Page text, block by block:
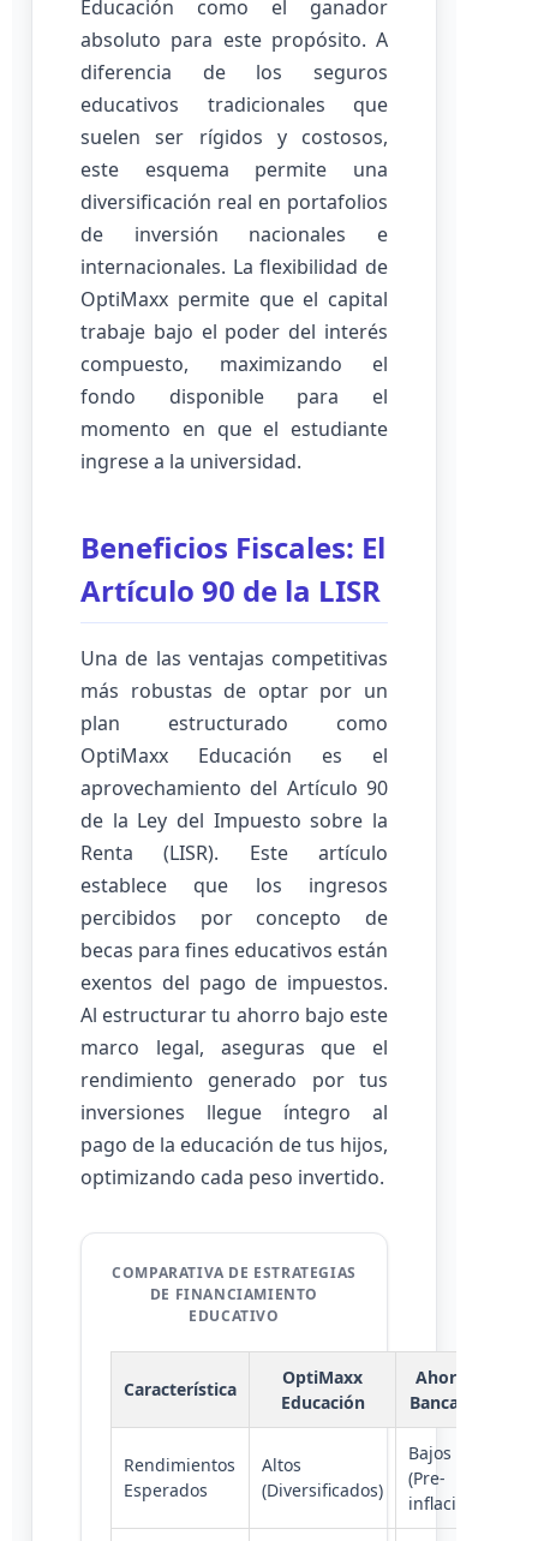
Educación como el ganador
absoluto para este propósito. A
diferencia de los seguros
educativos tradicionales que
suelen ser rígidos y costosos,
este esquema permite una
diversificación real en portafolios
de inversión nacionales e
internacionales. La flexibilidad de
OptiMaxx permite que el capital
trabaje bajo el poder del interés
compuesto, maximizando el
fondo disponible para el
momento en que el estudiante
ingrese a la universidad.
Beneficios Fiscales: El
Artículo 90 de la LISR
Una de las ventajas competitivas
más robustas de optar por un
plan estructurado como
OptiMaxx Educación es el
aprovechamiento del Artículo 90
de la Ley del Impuesto sobre la
Renta (LISR). Este artículo
establece que los ingresos
percibidos por concepto de
becas para fines educativos están
exentos del pago de impuestos.
Al estructurar tu ahorro bajo este
marco legal, aseguras que el
rendimiento generado por tus
inversiones llegue íntegro al
pago de la educación de tus hijos,
optimizando cada peso invertido.
COMPARATIVA DE ESTRATEGIAS
DE FINANCIAMIENTO
EDUCATIVO
Característica
OptiMaxx
Educación
Ahorro
Bancario
Rendimientos
Esperados
Altos
(Diversificados)
Bajos
(Pre-
inflación)